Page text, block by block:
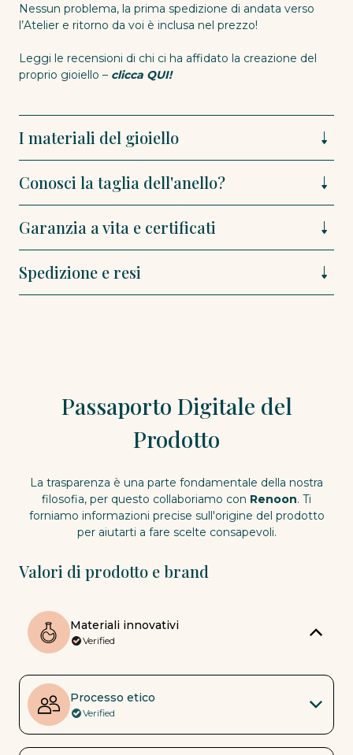
Nessun problema, la prima spedizione di andata verso
l’Atelier e ritorno da voi è inclusa nel prezzo!
Leggi le recensioni di chi ci ha affidato la creazione del
proprio gioiello – clicca QUI!
I materiali del gioiello
Conosci la taglia dell'anello?
Garanzia a vita e certificati
Spedizione e resi
Passaporto Digitale del
Prodotto
La trasparenza è una parte fondamentale della nostra
filosofia, per questo collaboriamo con Renoon. Ti
forniamo informazioni precise sull'origine del prodotto
per aiutarti a fare scelte consapevoli.
Valori di prodotto e brand
Materiali innovativi
Verified
Processo etico
Verified